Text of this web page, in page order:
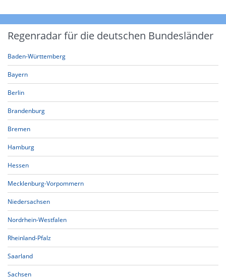
Regenradar für die deutschen Bundesländer
Baden-Württemberg
Bayern
Berlin
Brandenburg
Bremen
Hamburg
Hessen
Mecklenburg-Vorpommern
Niedersachsen
Nordrhein-Westfalen
Rheinland-Pfalz
Saarland
Sachsen